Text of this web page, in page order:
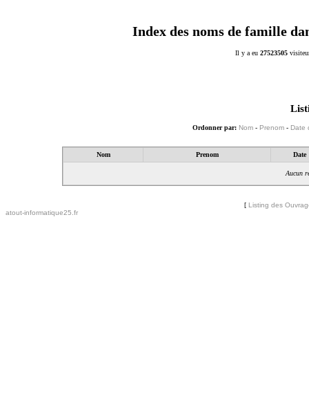
Index des noms de famille
Il y a eu 27523505
Ordonner par: Nom- Prenom- Date
Nom Prenom Date
Aucun
[ Listing des
atout-informatique25.fr